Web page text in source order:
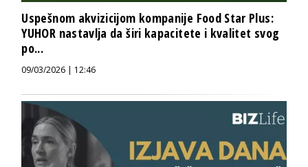
Uspešnom akvizicijom kompanije Food Star Plus:
YUHOR nastavlja da širi kapacitete i kvalitet svog
po...
09/03/2026 | 12:46